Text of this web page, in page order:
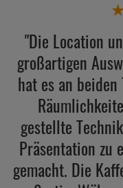
"Die Location
großartigen
hat es an
gestellte
Präsentation zu
gemacht. Die